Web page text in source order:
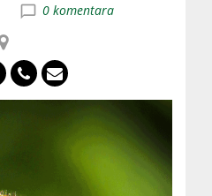
0 komentara